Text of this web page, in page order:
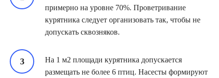
примерно на уровне 70%. Проветривание
курятника следует организовать так, чтобы не
допускать сквозняков.
На 1 м2 площади курятника допускается
размещать не более 6 птиц. Насесты формируют